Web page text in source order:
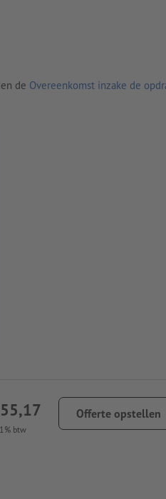
de Overeenkomst inzake de
btw
Offerte opstellen